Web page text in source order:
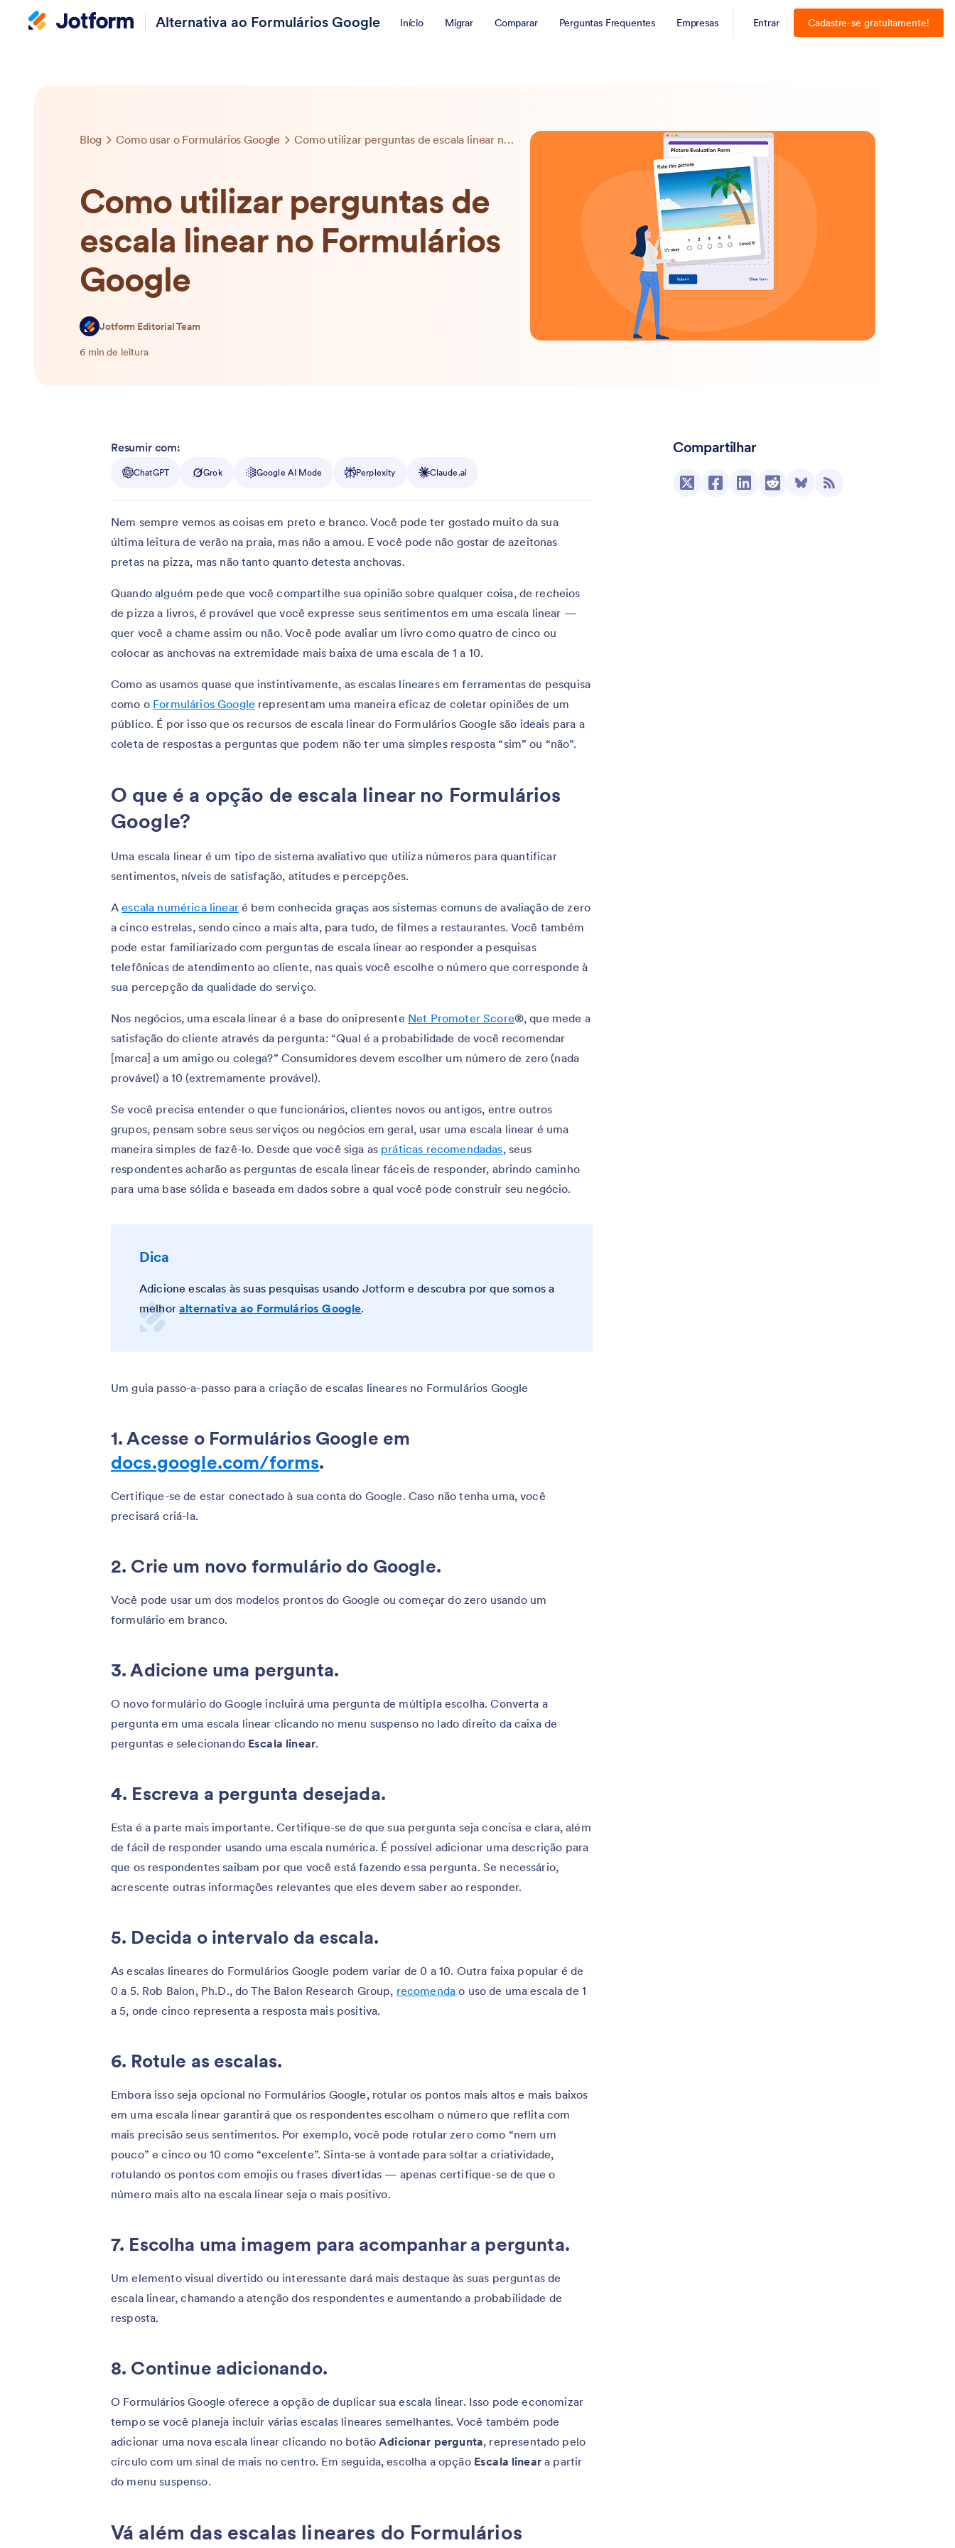
Alternativa ao Formulários Google Início Migrar Comparar Perguntas Frequentes Empresas Entrar Cadastre-se gratuitamente!
Blog Como usar o Formulários Google Como utilizar perguntas de escala linear no Formulários Google
Como utilizar perguntas de
escala linear no Formulários
Google
Jotform Editorial Team
6 min de leitura
Compartilhar
Resumir com:
ChatGPT Grok Google AI Mode Perplexity Claude.ai
Nem sempre vemos as coisas em preto e branco. Você pode ter gostado muito da sua
última leitura de verão na praia, mas não a amou. E você pode não gostar de azeitonas
pretas na pizza, mas não tanto quanto detesta anchovas.
Quando alguém pede que você compartilhe sua opinião sobre qualquer coisa, de recheios
de pizza a livros, é provável que você expresse seus sentimentos em uma escala linear —
quer você a chame assim ou não. Você pode avaliar um livro como quatro de cinco ou
colocar as anchovas na extremidade mais baixa de uma escala de 1 a 10.
Como as usamos quase que instintivamente, as escalas lineares em ferramentas de pesquisa
como o Formulários Google representam uma maneira eficaz de coletar opiniões de um
público. É por isso que os recursos de escala linear do Formulários Google são ideais para a
coleta de respostas a perguntas que podem não ter uma simples resposta “sim” ou “não”.
O que é a opção de escala linear no Formulários
Google?
Uma escala linear é um tipo de sistema avaliativo que utiliza números para quantificar
sentimentos, níveis de satisfação, atitudes e percepções.
Aescala numérica linearé bem conhecida graças aos sistemas comuns de avaliação de zero
a cinco estrelas, sendo cinco a mais alta, para tudo, de filmes a restaurantes. Você também
pode estar familiarizado com perguntas de escala linear ao responder a pesquisas
telefônicas de atendimento ao cliente, nas quais você escolhe o número que corresponde à
sua percepção da qualidade do serviço.
Nos negócios, uma escala linear é a base do onipresente Net Promoter Score®, que mede a
satisfação do cliente através da pergunta: “Qual é a probabilidade de você recomendar
[marca] a um amigo ou colega?” Consumidores devem escolher um número de zero (nada
provável) a 10 (extremamente provável).
Se você precisa entender o que funcionários, clientes novos ou antigos, entre outros
grupos, pensam sobre seus serviços ou negócios em geral, usar uma escala linear é uma
maneira simples de fazê-lo. Desde que você siga as práticas recomendadas, seus
respondentes acharão as perguntas de escala linear fáceis de responder, abrindo caminho
para uma base sólida e baseada em dados sobre a qual você pode construir seu negócio.
Dica
Adicione escalas às suas pesquisas usando Jotform e descubra por que somos a
melhoralternativa ao Formulários Google.
Um guia passo-a-passo para a criação de escalas lineares no Formulários Google
1. Acesse o Formulários Google em
docs.google.com/forms.
Certifique-se de estar conectado à sua conta do Google. Caso não tenha uma, você
precisará criá-la.
2. Crie um novo formulário do Google.
Você pode usar um dos modelos prontos do Google ou começar do zero usando um
formulário em branco.
3. Adicione uma pergunta.
O novo formulário do Google incluirá uma pergunta de múltipla escolha. Converta a
pergunta em uma escala linear clicando no menu suspenso no lado direito da caixa de
perguntas e selecionando Escala linear.
4. Escreva a pergunta desejada.
Esta é a parte mais importante. Certifique-se de que sua pergunta seja concisa e clara, além
de fácil de responder usando uma escala numérica. É possível adicionar uma descrição para
que os respondentes saibam por que você está fazendo essa pergunta. Se necessário,
acrescente outras informações relevantes que eles devem saber ao responder.
5. Decida o intervalo da escala.
As escalas lineares do Formulários Google podem variar de 0 a 10. Outra faixa popular é de
0 a 5. Rob Balon, Ph.D., do The Balon Research Group, recomenda o uso de uma escala de 1
a 5, onde cinco representa a resposta mais positiva.
6. Rotule as escalas.
Embora isso seja opcional no Formulários Google, rotular os pontos mais altos e mais baixos
em uma escala linear garantirá que os respondentes escolham o número que reflita com
mais precisão seus sentimentos. Por exemplo, você pode rotular zero como “nem um
pouco” e cinco ou 10 como “excelente”. Sinta-se à vontade para soltar a criatividade,
rotulando os pontos com emojis ou frases divertidas — apenas certifique-se de que o
número mais alto na escala linear seja o mais positivo.
7. Escolha uma imagem para acompanhar a pergunta.
Um elemento visual divertido ou interessante dará mais destaque às suas perguntas de
escala linear, chamando a atenção dos respondentes e aumentando a probabilidade de
resposta.
8. Continue adicionando.
O Formulários Google oferece a opção de duplicar sua escala linear. Isso pode economizar
tempo se você planeja incluir várias escalas lineares semelhantes. Você também pode
adicionar uma nova escala linear clicando no botãoAdicionar pergunta, representado pelo
círculo com um sinal de mais no centro. Em seguida, escolha a opção Escala lineara partir
do menu suspenso.
Vá além das escalas lineares do Formulários